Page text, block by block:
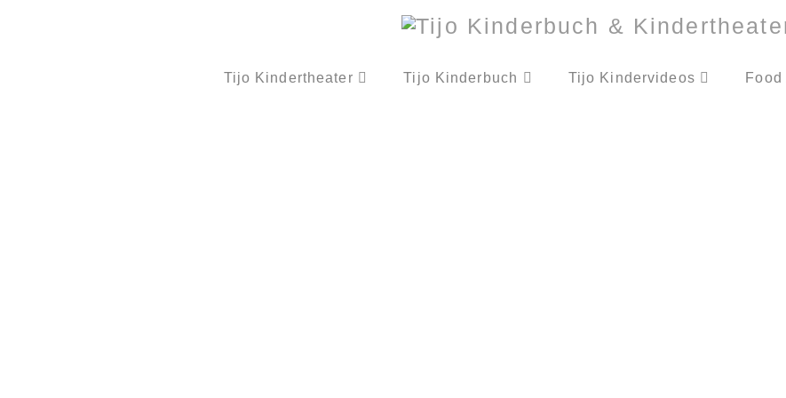
Tijo Kindertheater Tijo Kinderbuch Tijo Kindervideos